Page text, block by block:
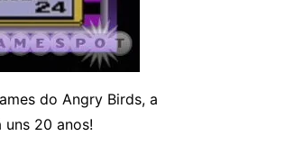
do Angry Birds, a
20 anos!